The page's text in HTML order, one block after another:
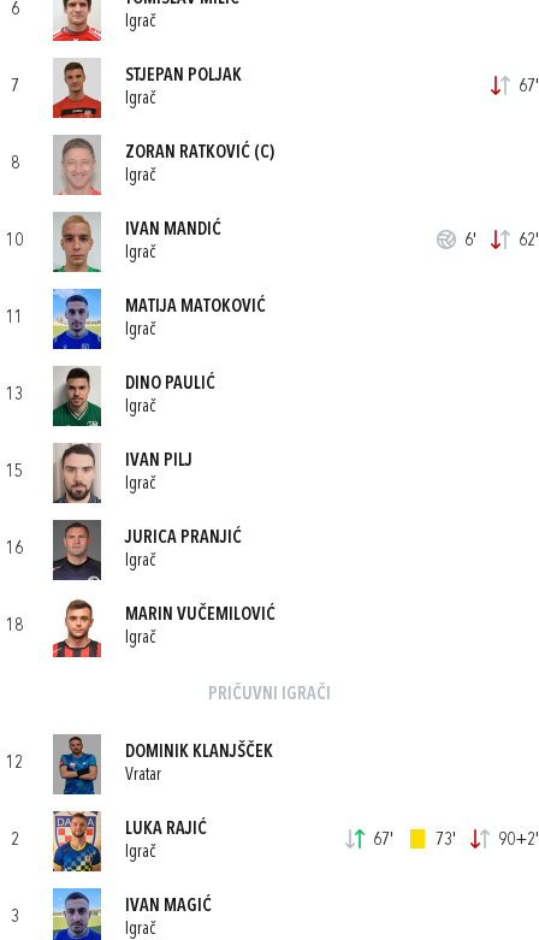
6
Igrač
7
STJEPAN POLJAK
Igrač
67'
8
ZORAN RATKOVIĆ (C)
Igrač
10
IVAN MANDIĆ
Igrač
6' 62'
11
MATIJA MATOKOVIĆ
Igrač
13
DINO PAULIĆ
Igrač
15
IVAN PILJ
Igrač
16
JURICA PRANJIĆ
Igrač
18
MARIN VUČEMILOVIĆ
Igrač
PRIČUVNI IGRAČI
12
DOMINIK KLANJŠČEK
Vratar
2
LUKA RAJIĆ
Igrač
67' 73' 90+2'
3
IVAN MAGIĆ
Igrač